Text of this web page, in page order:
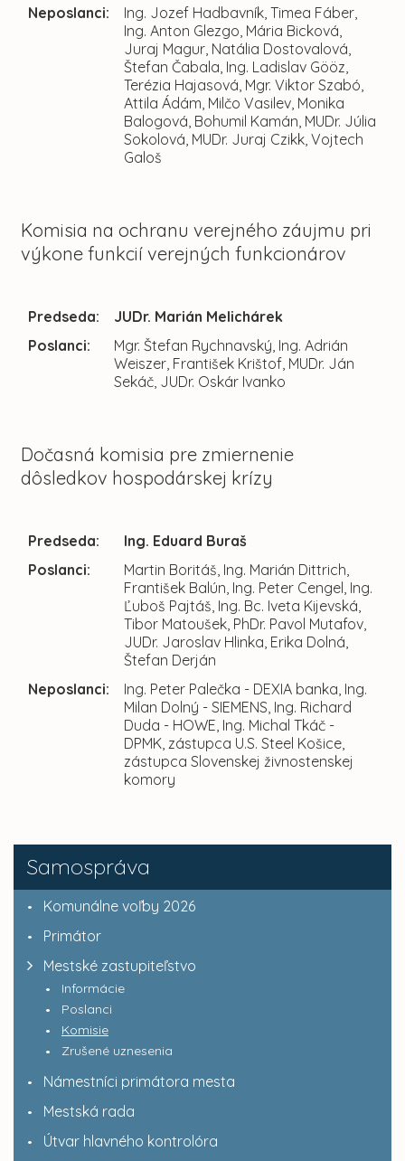
Samospráva
Komunálne voľby 2026
Primátor
Mestské zastupiteľstvo
Informácie
Poslanci
Komisie
Zrušené uznesenia
Námestníci primátora mesta
Mestská rada
Útvar hlavného kontrolóra
Neposlanci:
Ing. Jozef Hadbavník, Timea Fáber,
Ing. Anton Glezgo, Mária Bicková,
Juraj Magur, Natália Dostovalová,
Štefan Čabala, Ing. Ladislav Gööz,
Terézia Hajasová, Mgr. Viktor Szabó,
Attila Ádám, Milčo Vasilev, Monika
Balogová, Bohumil Kamán, MUDr. Júlia
Sokolová, MUDr. Juraj Czikk, Vojtech
Galoš
Komisia na ochranu verejného záujmu pri
výkone funkcií verejných funkcionárov
Predseda:
JUDr. Marián Melichárek
Poslanci:
Mgr. Štefan Rychnavský, Ing. Adrián
Weiszer, František Krištof, MUDr. Ján
Sekáč, JUDr. Oskár Ivanko
Dočasná komisia pre zmiernenie
dôsledkov hospodárskej krízy
Predseda:
Ing. Eduard Buraš
Poslanci:
Martin Boritáš, Ing. Marián Dittrich,
František Balún, Ing. Peter Cengel, Ing.
Ľuboš Pajtáš, Ing. Bc. Iveta Kijevská,
Tibor Matoušek, PhDr. Pavol Mutafov,
JUDr. Jaroslav Hlinka, Erika Dolná,
Štefan Derján
Neposlanci:
Ing. Peter Palečka - DEXIA banka, Ing.
Milan Dolný - SIEMENS, Ing. Richard
Duda - HOWE, Ing. Michal Tkáč -
DPMK, zástupca U.S. Steel Košice,
zástupca Slovenskej živnostenskej
komory